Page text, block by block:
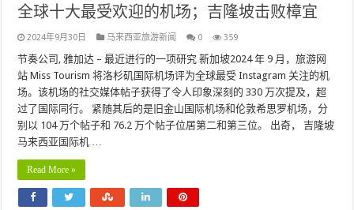
全球十大最受欢迎的机场；吉隆坡击败樟宜
2024年9月30日 马来西亚旅游新闻 0 359
节奏公司, 雅加达 – 最近进行的一项研究 新加坡2024 年 9 月，旅游网
站 Miss Tourism 将洛杉矶国际机场评为全球最受 Instagram 关注的机
场。该机场的社交媒体帖子获得了令人印象深刻的 330 万次提及，超
过了国际同行。 紧随其后的是旧金山国际机场和伦敦希思罗机场，分
别以 104 万个帖子和 76.2 万个帖子位居第二和第三位。 出奇， 吉隆坡
马来西亚国际机 …
Read More »